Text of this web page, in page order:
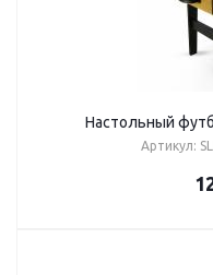
Настольный
Артикул: